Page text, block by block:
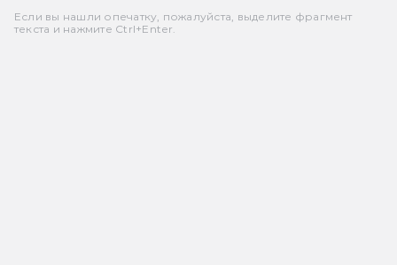
Если вы нашли опечатку, пожалуйста, выделите фрагмент
текста и нажмите Ctrl+Enter.